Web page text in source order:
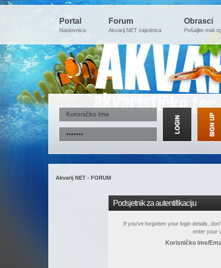
Portal
Naslovnica
Forum
Akvarij.NET zajednica
Obrasci
Pošaljite mali
Akvarij NET - FORUM
Podsjetnik za autentifikaciju
If you've forgotten your login details,
enter your
Korisničko ime/